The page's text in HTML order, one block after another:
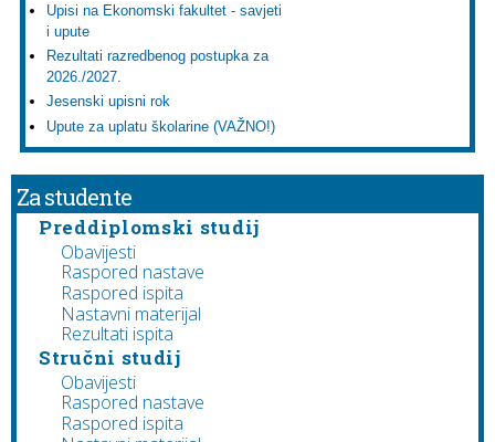
Upisi na Ekonomski fakultet - savjeti
i upute
Rezultati razredbenog postupka za
2026./2027.
Jesenski upisni rok
Upute za uplatu školarine (VAŽNO!)
Za studente
Preddiplomski studij
Obavijesti
Raspored nastave
Raspored ispita
Nastavni materijal
Rezultati ispita
Stručni studij
Obavijesti
Raspored nastave
Raspored ispita